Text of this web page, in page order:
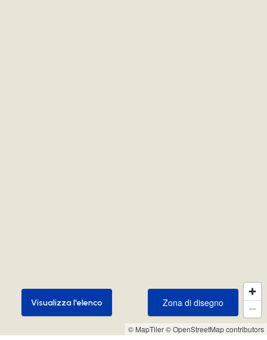
© MapTiler© OpenStreetMap contributors
Zona di disegno
Zona di disegno
Visualizza l'elenco
Visualizza l'elenco